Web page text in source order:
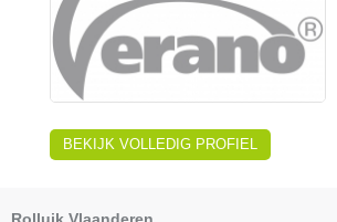
BEKIJK VOLLEDIG PROFIEL